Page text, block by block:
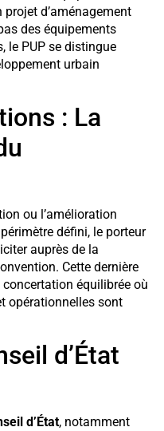
projet d’aménagement
des équipements
le PUP se distingue
urbain
: La
ou l’amélioration
défini, le porteur
auprès de la
Cette dernière
équilibrée où
opérationnelles sont
d’État
d’État, notamment